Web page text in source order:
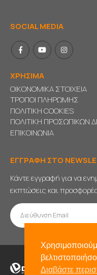
SOCIAL MEDIA
ΧΡΗΣΙΜΑ
ΟΙΚΟΝΟΜΙΚΑ ΣΤΟΙΧΕΙΑ
ΤΡΟΠΟΙ ΠΛΗΡΩΜΗΣ
ΠΟΛΙΤΙΚΗ COOKIES
ΠΟΛΙΤΙΚΗ ΠΡΟΣΩΠΙΚΩΝ
ΕΠΙΚΟΙΝΩΝΙΑ
ΕΓΓΡΑΦΗ ΣΤΟ
Κάντε εγγραφή για να
εκπτώσεις και
Διαβάστε